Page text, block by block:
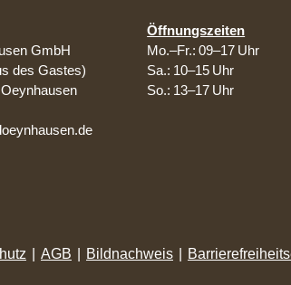
GmbH
des Gastes)
Öffnungszeiten
Mo.–Fr.: 09–17 Uhr
Sa.: 10–15 Uhr
So.: 13–17 Uhr
AGB Bildnachweis